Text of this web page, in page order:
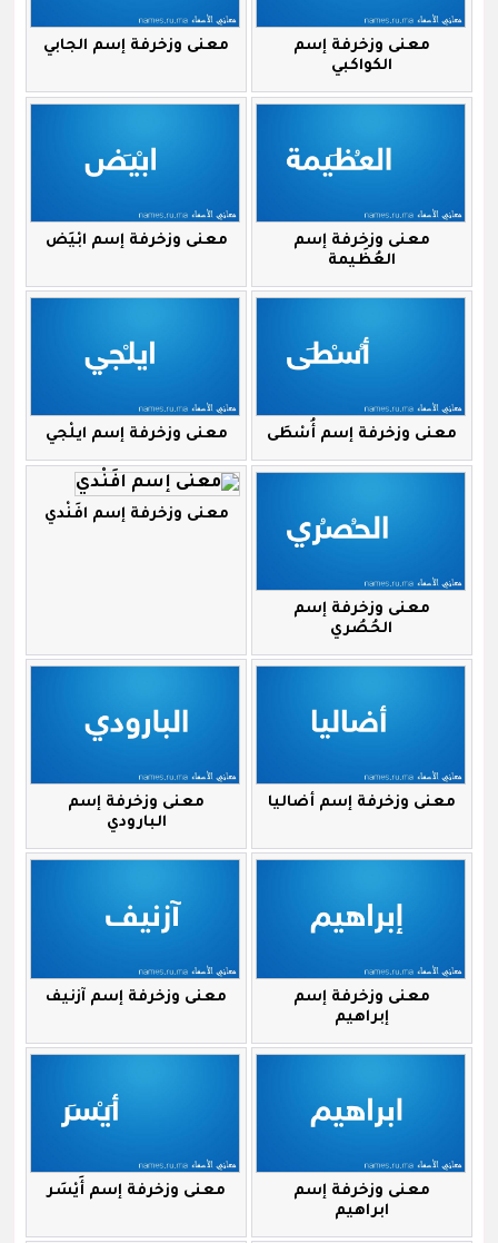
معنى وزخرفة إسم
الكواكبي
معنى وزخرفة إسم الجابي
معنى وزخرفة إسم
العُظَيمة
معنى وزخرفة إسم ابْيَض
معنى وزخرفة إسم أُسْطَى معنى وزخرفة إسم ايلْجي
معنى وزخرفة إسم
الحُصُري
معنى وزخرفة إسم افَنْدي
معنى وزخرفة إسم أضاليا
معنى وزخرفة إسم
البارودي
معنى وزخرفة إسم
إبراهيم
معنى وزخرفة إسم آزنيف
معنى وزخرفة إسم
ابراهيم
معنى وزخرفة إسم أَيْسَر